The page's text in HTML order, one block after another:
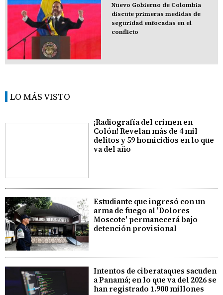
Nuevo Gobierno de Colombia
discute primeras medidas de
seguridad enfocadas en el
conflicto
LO MÁS VISTO
¡Radiografía del crimen en
Colón! Revelan más de 4 mil
delitos y 59 homicidios en lo que
va del año
Estudiante que ingresó con un
arma de fuego al 'Dolores
Moscote' permanecerá bajo
detención provisional
Intentos de ciberataques sacuden
a Panamá; en lo que va del 2026 se
han registrado 1.900 millones